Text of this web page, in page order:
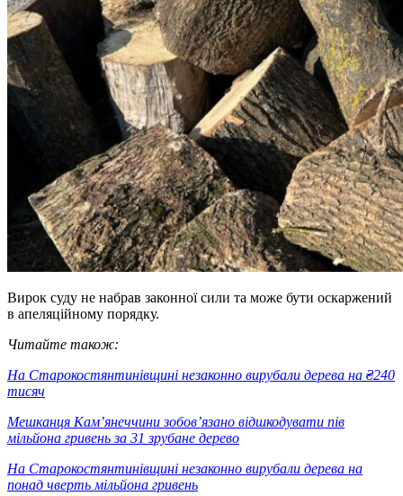
Вирок суду не набрав законної сили та може бути оскаржений
в апеляційному порядку.
Читайте також:
На Старокостянтинівщині незаконно вирубали дерева на ₴240
тисяч
Мешканця Кам’янеччини зобов’язано відшкодувати пів
мільйона гривень за 31 зрубане дерево
На Старокостянтинівщині незаконно вирубали дерева на
понад чверть мільйона гривень